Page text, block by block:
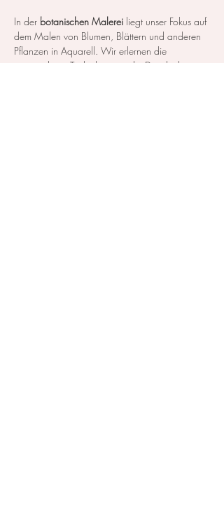
In der botanischen Malerei liegt unser Fokus auf
dem Malen von Blumen, Blättern und anderen
Pflanzen in Aquarell. Wir erlernen die
notwendigen Techniken, um die Details der